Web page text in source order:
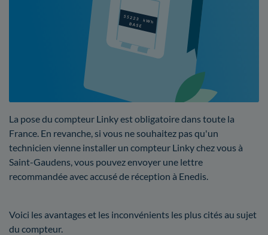
La pose du compteur Linky est obligatoire dans toute la
France. En revanche, si vous ne souhaitez pas qu'un
technicien vienne installer un compteur Linky chez vous à
Saint-Gaudens, vous pouvez envoyer une lettre
recommandée avec accusé de réception à Enedis.
Voici les avantages et les inconvénients les plus cités au sujet
du compteur.